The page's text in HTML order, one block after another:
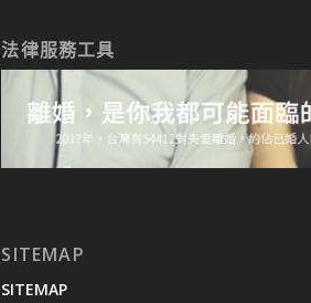
法律服務工具
SITEMAP
SITEMAP